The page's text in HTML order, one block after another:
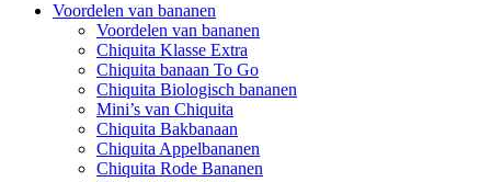
Voordelen van bananen
Voordelen van bananen
Chiquita Klasse Extra
Chiquita banaan To Go
Chiquita Biologisch bananen
Mini’s van Chiquita
Chiquita Bakbanaan
Chiquita Appelbananen
Chiquita Rode Bananen